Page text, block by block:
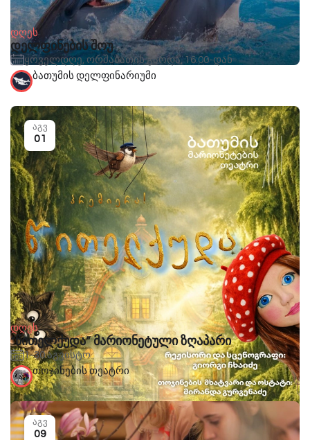
დღეს
დელფინების შოუ
ყოველდღე, ორშაბათის გარდა, 16:00-დან
ბათუმის დელფინარიუმი
დღეს
“წითელქუდა” მარიონეტული ზღაპარი
1-30 აგვისტო
აგვ
01
თოჯინების თეატრი
აგვ
09